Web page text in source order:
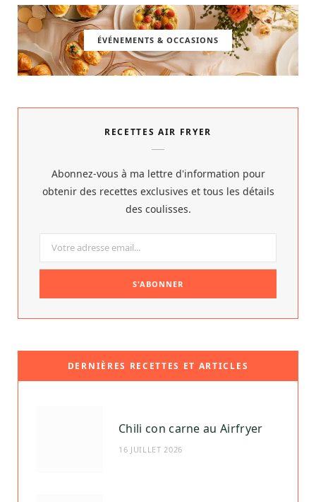
ÉVÉNEMENTS & OCCASIONS
RECETTES AIR FRYER
Abonnez-vous à ma lettre d'information pour
obtenir des recettes exclusives et tous les détails
des coulisses.
DERNIÈRES RECETTES ET ARTICLES
Chili con carne au Airfryer
16 JUILLET 2026